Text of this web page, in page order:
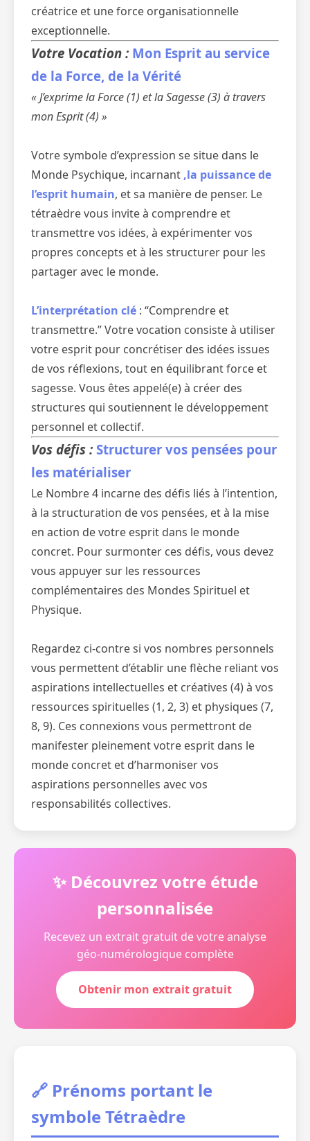
créatrice et une force organisationnelle
exceptionnelle.
Votre Vocation : Mon Esprit au service
de la Force, de la Vérité
« J’exprime la Force (1) et la Sagesse (3) à travers
mon Esprit (4) »
Votre symbole d’expression se situe dans le
Monde Psychique, incarnant ,la puissance de
l’esprit humain, et sa manière de penser. Le
tétraèdre vous invite à comprendre et
transmettre vos idées, à expérimenter vos
propres concepts et à les structurer pour les
partager avec le monde.
L’interprétation clé : “Comprendre et
transmettre.” Votre vocation consiste à utiliser
votre esprit pour concrétiser des idées issues
de vos réflexions, tout en équilibrant force et
sagesse. Vous êtes appelé(e) à créer des
structures qui soutiennent le développement
personnel et collectif.
Vos défis : Structurer vos pensées pour
les matérialiser
Le Nombre 4 incarne des défis liés à l’intention,
à la structuration de vos pensées, et à la mise
en action de votre esprit dans le monde
concret. Pour surmonter ces défis, vous devez
vous appuyer sur les ressources
complémentaires des Mondes Spirituel et
Physique.
Regardez ci-contre si vos nombres personnels
vous permettent d’établir une flèche reliant vos
aspirations intellectuelles et créatives (4) à vos
ressources spirituelles (1, 2, 3) et physiques (7,
8, 9). Ces connexions vous permettront de
manifester pleinement votre esprit dans le
monde concret et d’harmoniser vos
aspirations personnelles avec vos
responsabilités collectives.
✨ Découvrez votre étude
personnalisée
Recevez un extrait gratuit de votre analyse
géo-numérologique complète
Obtenir mon extrait gratuit
🔗 Prénoms portant le
symbole Tétraèdre